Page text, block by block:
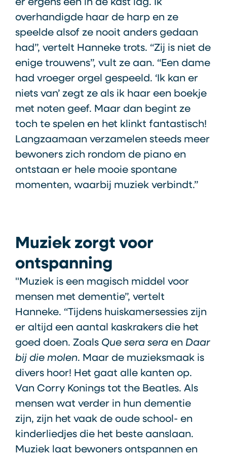
er ergens een in de kast lag. Ik
overhandigde haar de harp en ze
speelde alsof ze nooit anders gedaan
had”, vertelt Hanneke trots. “Zij is niet de
enige trouwens”, vult ze aan. “Een dame
had vroeger orgel gespeeld. ‘Ik kan er
niets van’ zegt ze als ik haar een boekje
met noten geef. Maar dan begint ze
toch te spelen en het klinkt fantastisch!
Langzaamaan verzamelen steeds meer
bewoners zich rondom de piano en
ontstaan er hele mooie spontane
momenten, waarbij muziek verbindt.”
Muziek zorgt voor
ontspanning
"Muziek is een magisch middel voor
mensen met dementie”, vertelt
Hanneke. “Tijdens huiskamersessies zijn
er altijd een aantal kaskrakers die het
goed doen. Zoals Que sera sera en Daar
bij die molen. Maar de muzieksmaak is
divers hoor! Het gaat alle kanten op.
Van Corry Konings tot the Beatles. Als
mensen wat verder in hun dementie
zijn, zijn het vaak de oude school- en
kinderliedjes die het beste aanslaan.
Muziek laat bewoners ontspannen en